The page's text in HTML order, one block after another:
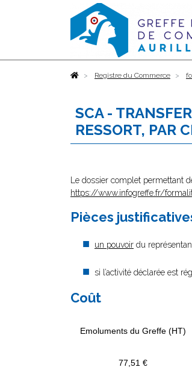
AccueilRegistre du Commerce
SCA -
RESSORT, PAR
Le dossier complet permettant
https://www.infogreffe.fr/
Pièces
un pouvoir du
si l’activité déclarée est
Coût
Emoluments du Greffe (HT)
77,51 €